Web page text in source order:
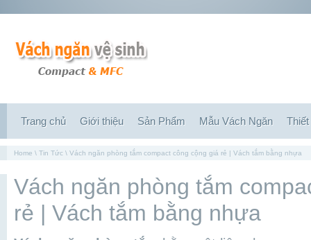
Trang chủ Giới thiệu Sản Phẩm Mẫu Vách Ngăn
Home \ Tin Tức \ Vách ngăn phòng tắm compact công cộng giá rẻ | Vách tắm bằng nhựa
Vách ngăn phòng tắm
rẻ | Vách tắm bằng nhựa